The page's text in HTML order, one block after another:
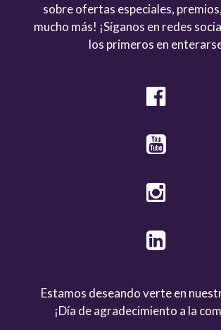
sobre ofertas especiales,
mucho más! ¡Síganos en redes
los primeros en
Estamos deseando verte en
¡Día de agradecimiento a la